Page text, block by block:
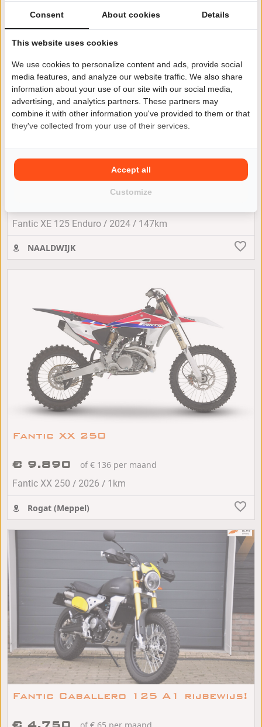
Fantic Motor XE 125 Enduro
Fantic XE 125 Enduro / 2024 / 147km
NAALDWIJK
Fantic XX 250
€ 9.890
of € 136 per maand
Fantic XX 250 / 2026 / 1km
Rogat (Meppel)
Fantic Caballero 125 A1 rijbewijs!
€ 4.750
of € 65 per maand
Consent About cookies Details
This website uses cookies
We use cookies to personalize content and ads, provide social
media features, and analyze our website traffic. We also share
information about your use of our site with our social media,
advertising, and analytics partners. These partners may
combine it with other information you've provided to them or that
they've collected from your use of their services.
Customize
Accept all